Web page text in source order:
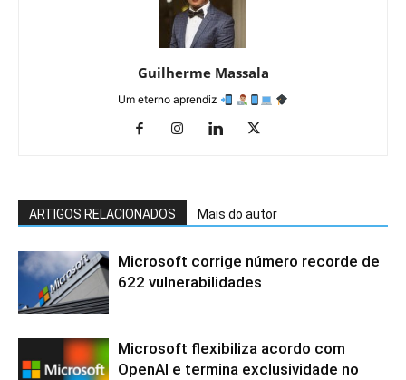
Guilherme Massala
Um eterno aprendiz
ARTIGOS RELACIONADOS Mais do autor
Microsoft corrige número recorde de
622 vulnerabilidades
Microsoft flexibiliza acordo com
OpenAI e termina exclusividade no